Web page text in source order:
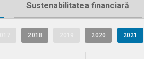
Sustenabilitatea financiară
2018 2020 2021